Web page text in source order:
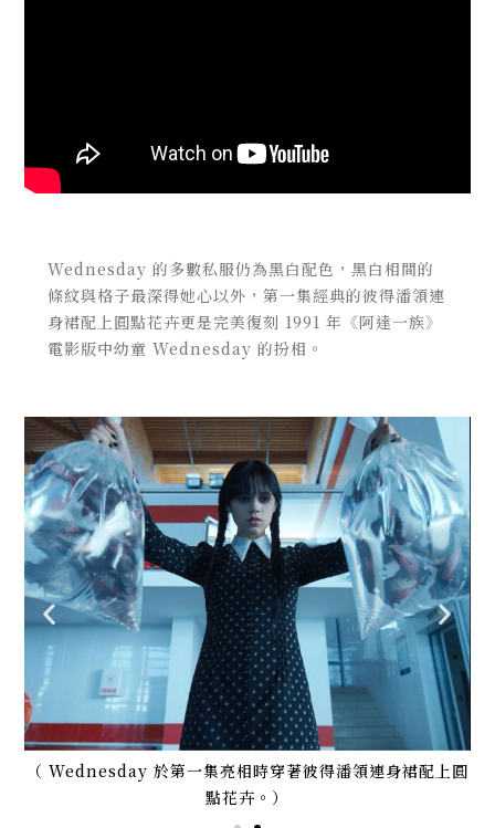
Wednesday 的多數私服仍為黑白配色，黑白相間的
條紋與格子最深得她心以外，第一集經典的彼得潘領連
身裙配上圓點花卉更是完美復刻 1991 年《阿達一族》
電影版中幼童 Wednesday 的扮相。
（ Wednesday 於第一集亮相時穿著彼得潘領連身裙配上圓
點花卉。）